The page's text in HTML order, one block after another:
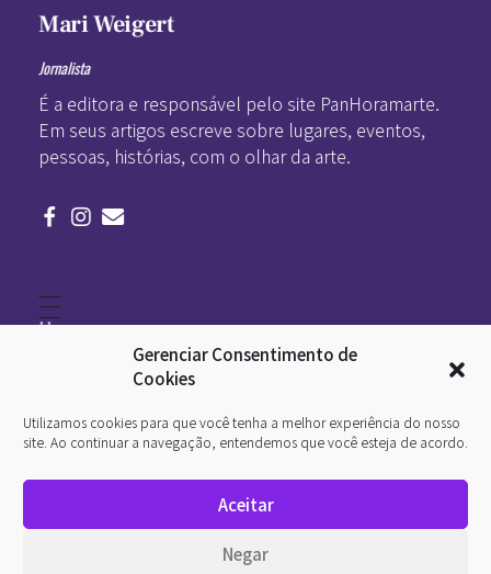
Gerenciar Consentimento de
Cookies
Utilizamos cookies para que você tenha a melhor experiência do nosso
site. Ao continuar a navegação, entendemos que você esteja de acordo.
Aceitar
Negar
Mari Weigert
Jornalista
É a editora e responsável pelo site PanHoramarte.
Em seus artigos escreve sobre lugares, eventos,
pessoas, histórias, com o olhar da arte.
Home
Arte
O que é arte
InternetArt
Quem somos
viajamos nessa poética. Todos os direitos reservados